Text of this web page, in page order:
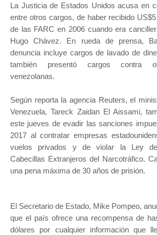
La Justicia de Estados Unidos acusa en
entre otros cargos, de haber recibido
de las FARC en 2006 cuando era
Hugo Chávez. En rueda de prensa,
denuncia incluye cargos de lavado de
también presentó cargos contra
venezolanas.
Según reporta la agencia Reuters, el
Venezuela, Tareck Zaidan El Aissami,
este jueves de evadir las sanciones
2017 al contratar empresas
vuelos privados y de violar la Ley
Cabecillas Extranjeros del Narcotráfico.
una pena máxima de 30 años de prisión.
El Secretario de Estado, Mike Pompeo,
que el país ofrece una recompensa de
dólares por cualquier información que